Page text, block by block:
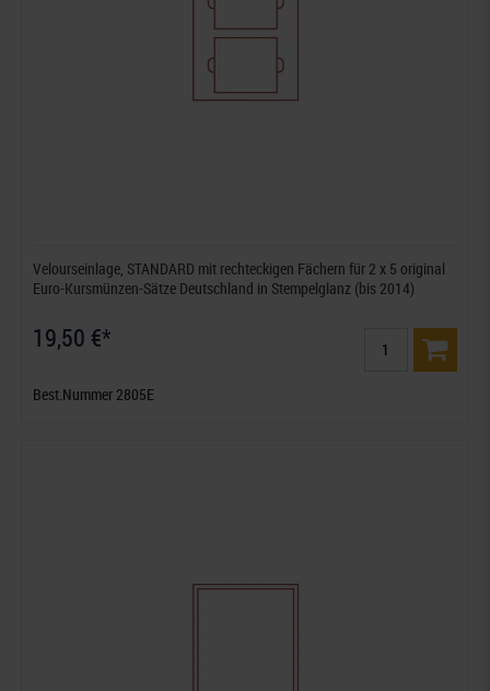
Velourseinlage, STANDARD mit rechteckigen Fächern für 2 x 5 original
Euro-Kursmünzen-Sätze Deutschland in Stempelglanz (bis 2014)
19,50 €*
Best.Nummer 2805E